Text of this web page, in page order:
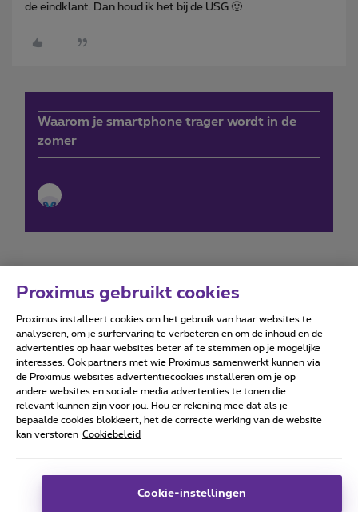
de eindklant. Dan houd ik het bij de USG 🙂
Waarom je smartphone trager wordt in de
zomer
Forumvoorwaarden Accessibility statement
Alle rechten voorbehouden. © Proximus
Algemene voorwaarden, consumenteninfo
Deze website is gecreëerd en wordt beheerd conform het
Proximus gebruikt cookies
Proximus installeert cookies om het gebruik van haar websites te
analyseren, om je surfervaring te verbeteren en om de inhoud en de
advertenties op haar websites beter af te stemmen op je mogelijke
interesses. Ook partners met wie Proximus samenwerkt kunnen via
de Proximus websites advertentiecookies installeren om je op
andere websites en sociale media advertenties te tonen die
relevant kunnen zijn voor jou. Hou er rekening mee dat als je
bepaalde cookies blokkeert, het de correcte werking van de website
kan verstoren Cookiebeleid
Cookie-instellingen